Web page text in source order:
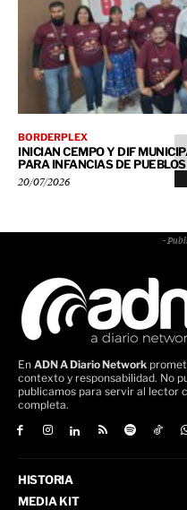
BORDERPLEX
INICIAN CEMPO Y DIF
PARA INFANCIAS DE
20/07/2026
-
En ADN A Diario Network
contexto y responsabilidad. No
publicamos para servir al lector
completa.
HISTORIA
MEDIA KIT